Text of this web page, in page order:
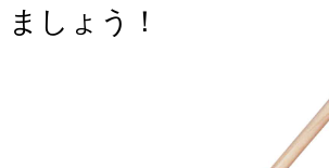
ましょう！